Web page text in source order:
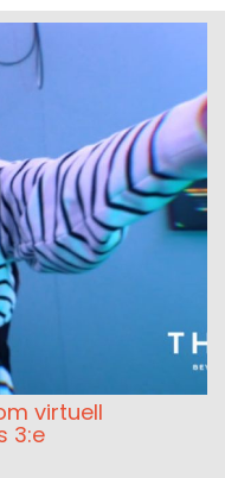
virtuell
3:e